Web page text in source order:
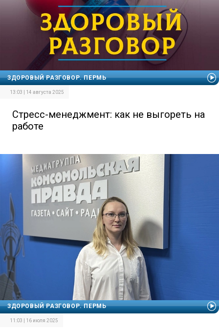
ЗДОРОВЫЙ РАЗГОВОР. ПЕРМЬ
13:03 | 14 августа 2025
Стресс-менеджмент: как не выгореть на
работе
ЗДОРОВЫЙ РАЗГОВОР. ПЕРМЬ
11:03 | 16 июля 2025